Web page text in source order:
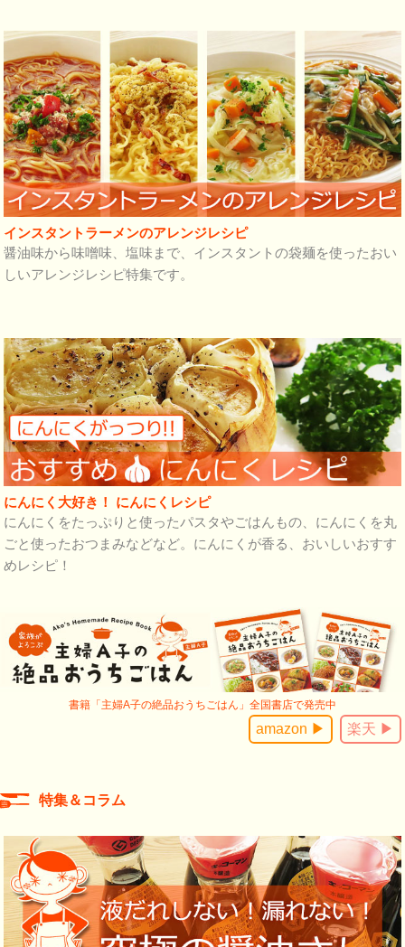
インスタントラーメンのアレンジレシピ
醤油味から味噌味、塩味まで、インスタントの袋麺を使ったおい
しいアレンジレシピ特集です。
にんにく大好き！ にんにくレシピ
にんにくをたっぷりと使ったパスタやごはんもの、にんにくを丸
ごと使ったおつまみなどなど。にんにくが香る、おいしいおすす
めレシピ！
書籍「主婦A子の絶品おうちごはん」全国書店で発売中
楽天 ▶
amazon ▶
特集＆コラム